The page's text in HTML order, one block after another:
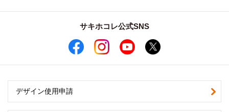
サキホコレ公式SNS
デザイン使用申請